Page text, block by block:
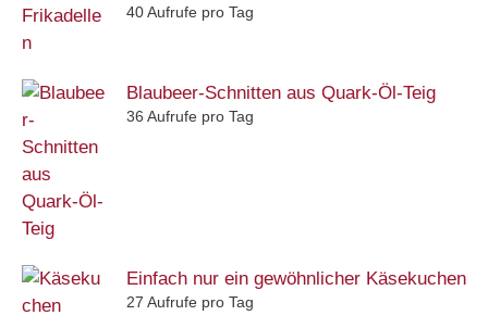
40 Aufrufe pro Tag
Blaubeer-Schnitten aus Quark-Öl-Teig
36 Aufrufe pro Tag
Einfach nur ein gewöhnlicher Käsekuchen
27 Aufrufe pro Tag